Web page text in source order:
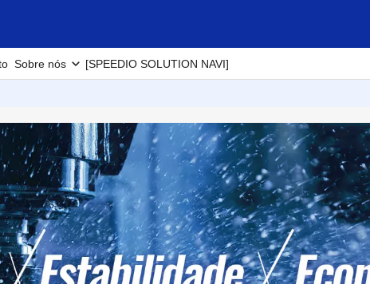
Sobre nós [SPEEDIO SOLUTION NAVI]